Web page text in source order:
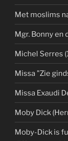
Met moslims
Mgr. Bonny
Michel Serres
Missa "Zie
Missa Exaudi
Moby Dick
Moby-Dick is